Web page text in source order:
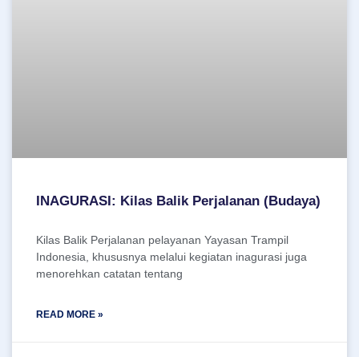
INAGURASI: Kilas Balik Perjalanan (Budaya)
Kilas Balik Perjalanan pelayanan Yayasan Trampil
Indonesia, khususnya melalui kegiatan inagurasi juga
menorehkan catatan tentang
READ MORE »